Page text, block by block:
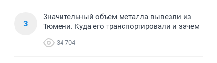
3
Значительный объем металла вывезли из
Тюмени. Куда его транспортировали и зачем
34 704